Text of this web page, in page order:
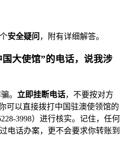
安全疑问 ，附有详细解答。
大使馆”的电话，说我涉
。 立即挂断电话，不要按对方
可以直接拨打中国驻澳使领馆的
3998）进行核实。记住，任何
电话办案，更不会要求你转账到